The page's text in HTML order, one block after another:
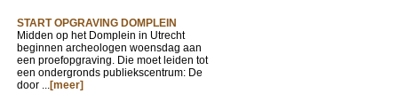
START OPGRAVING DOMPLEIN
Midden op het Domplein in Utrecht
beginnen archeologen woensdag aan
een proefopgraving. Die moet leiden tot
een ondergronds publiekscentrum: De
door ...[meer]